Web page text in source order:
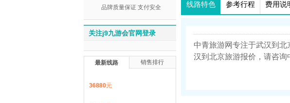
线路特色 参考行程 费用说
中青旅游网专注于武汉到
汉到北京旅游报价，请咨询
品牌质量保证 支付安全
关注j9九游会官网登录
最新线路 销售排行
36880元